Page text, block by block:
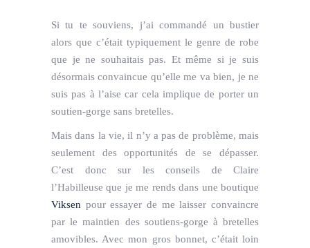
Si tu te souviens, j’ai commandé un bustier
alors que c’était typiquement le genre de robe
que je ne souhaitais pas. Et même si je suis
désormais convaincue qu’elle me va bien, je ne
suis pas à l’aise car cela implique de porter un
soutien-gorge sans bretelles.
Mais dans la vie, il n’y a pas de problème, mais
seulement des opportunités de se dépasser.
C’est donc sur les conseils de Claire
l’Habilleuse que je me rends dans une boutique
Viksen pour essayer de me laisser convaincre
par le maintien des soutiens-gorge à bretelles
amovibles. Avec mon gros bonnet, c’était loin